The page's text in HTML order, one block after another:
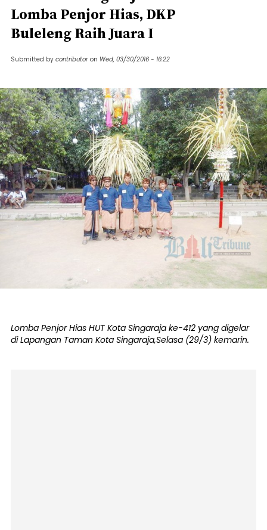
Lomba Penjor Hias, DKP
Buleleng Raih Juara I
Submitted by contributor on Wed, 03/30/2016 - 16:22
Lomba Penjor Hias HUT Kota Singaraja ke-412 yang digelar
di Lapangan Taman Kota Singaraja,Selasa (29/3) kemarin.